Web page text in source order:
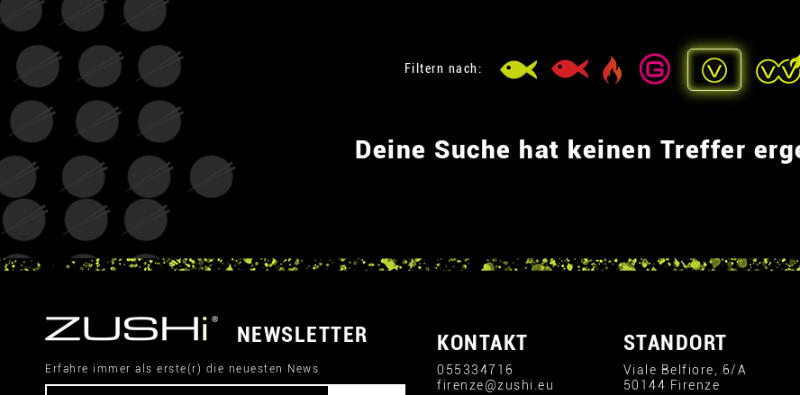
Filtern nach:
Deine Suche hat keinen Treffer
NEWSLETTER
Erfahre immer als erste(r) die neuesten News
KONTAKT
055334716
firenze@zushi.eu
STANDORT
Viale Belfiore, 6/A
50144 Firenze